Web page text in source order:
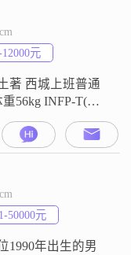
方面，我比较随
我相信真诚
信任的基础，所
真诚可靠
元
著 西城上班普通
56kg INFP-T(纯
社恐但话痨 工作前
出展)小学信息教
独生子女 普通和睦
老负担兴趣：空
什么都可玩FPS
单机可Steam
理JR
50000元
1990年出生的男